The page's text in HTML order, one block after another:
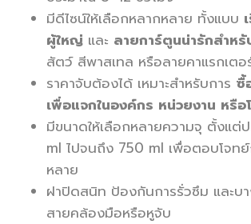
มีดีไซน์ให้เลือกหลากหลาย ทั้งแบบ
ผู้ใหญ่ และ ลายการ์ตูนน่ารักสำหรั
สัตว์ สีพาสเทล หรือลายคาแรกเตอ
ราคาจับต้องได้ เหมาะสำหรับการ ซื้
เพื่อแจกในองค์กร หน่วยงาน หรือ
มีขนาดให้เลือกหลายความจุ ตั้งแต่
ml ไปจนถึง 750 ml เพื่อตอบโจทย์
หลาย
ฝาปิดสนิท ป้องกันการรั่วซึม และบ
สายคล้องมือหรือหูจับ